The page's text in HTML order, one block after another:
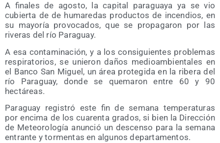
A fina­les de agos­to, la capi­tal para­gua­ya ya se vio
cubier­ta de de huma­re­das pro­duc­tos de incen­dios, en
su mayo­ría pro­vo­ca­dos, que se pro­pa­ga­ron por las
rive­ras del río Paraguay.
A esa con­ta­mi­na­ción, y a los con­si­guien­tes pro­ble­mas
res­pi­ra­to­rios, se unie­ron daños medioam­bien­ta­les en
el Ban­co San Miguel, un área pro­te­gi­da en la ribe­ra del
río Para­guay, don­de se que­ma­ron entre 60 y 90
hectáreas.
Para­guay regis­tró este fin de sema­na tem­pe­ra­tu­ras
por enci­ma de los cua­ren­ta gra­dos, si bien la Direc­ción
de Meteo­ro­lo­gía anun­ció un des­cen­so para la sema­na
entran­te y tor­men­tas en algu­nos departamentos.